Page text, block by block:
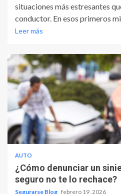
situaciones más estresantes
conductor. En esos primeros
Leer más
AUTO
¿Cómo denunciar un
seguro no te lo rechace?
Segurarse Blog febrero 19, 2026